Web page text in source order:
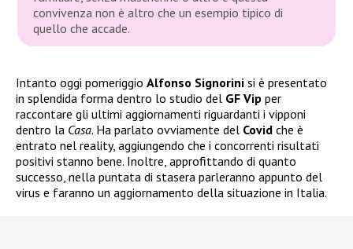
convivenza non è altro che un esempio tipico di
quello che accade.
Intanto oggi pomeriggio Alfonso Signorini si è presentato
in splendida forma dentro lo studio del GF Vip per
raccontare gli ultimi aggiornamenti riguardanti i vipponi
dentro la Casa. Ha parlato ovviamente del Covid che è
entrato nel reality, aggiungendo che i concorrenti risultati
positivi stanno bene. Inoltre, approfittando di quanto
successo, nella puntata di stasera parleranno appunto del
virus e faranno un aggiornamento della situazione in Italia.